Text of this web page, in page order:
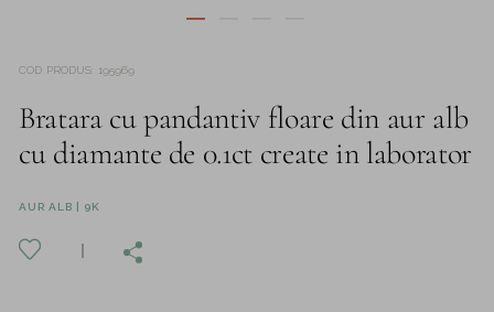
COD PRODUS 195969
Bratara cu pandantiv floare din aur alb
cu diamante de 0.1ct create in laborator
AUR ALB | 9K